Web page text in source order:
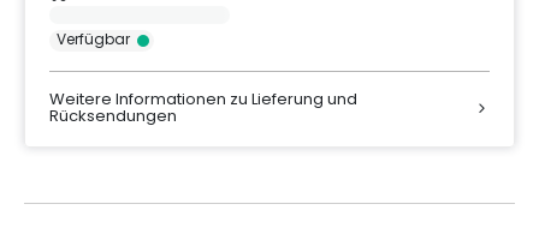
Verfügbar
Weitere Informationen zu Lieferung und
Rücksendungen